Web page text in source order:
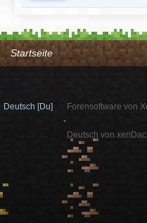
Startseite
Deutsch [Du]
Forensoftware von
-
Deutsch von